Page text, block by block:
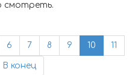
смотреть.
6 7 8 9 10 11
В конец